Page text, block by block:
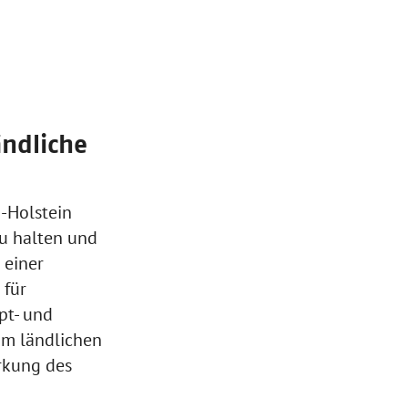
Holstein
halten und
einer
für
und
ländlichen
des